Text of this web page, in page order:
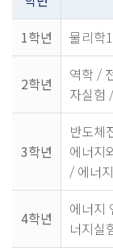
1학년
물리학
2학년
역학 /
자실험
3학년
반도체
에너지
/ 에너
4학년
에너지
너지실